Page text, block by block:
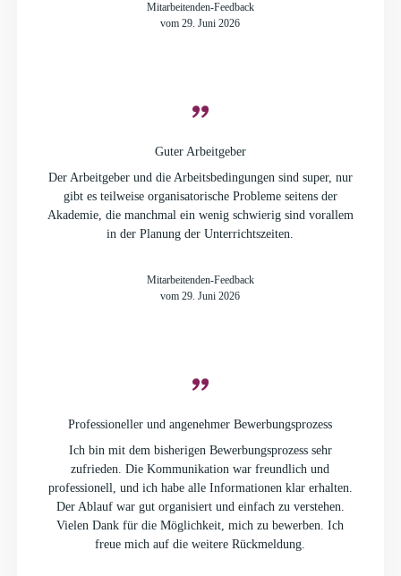
Mitarbeitenden-Feedback
vom 29. Juni 2026
Guter Arbeitgeber
Der Arbeitgeber und die Arbeitsbedingungen sind super, nur
gibt es teilweise organisatorische Probleme seitens der
Akademie, die manchmal ein wenig schwierig sind vorallem
in der Planung der Unterrichtszeiten.
Mitarbeitenden-Feedback
vom 29. Juni 2026
Professioneller und angenehmer Bewerbungsprozess
Ich bin mit dem bisherigen Bewerbungsprozess sehr
zufrieden. Die Kommunikation war freundlich und
professionell, und ich habe alle Informationen klar erhalten.
Der Ablauf war gut organisiert und einfach zu verstehen.
Vielen Dank für die Möglichkeit, mich zu bewerben. Ich
freue mich auf die weitere Rückmeldung.